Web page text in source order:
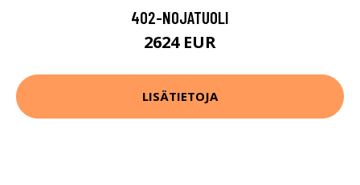
402-NOJATUOLI
2624 EUR
LISÄTIETOJA